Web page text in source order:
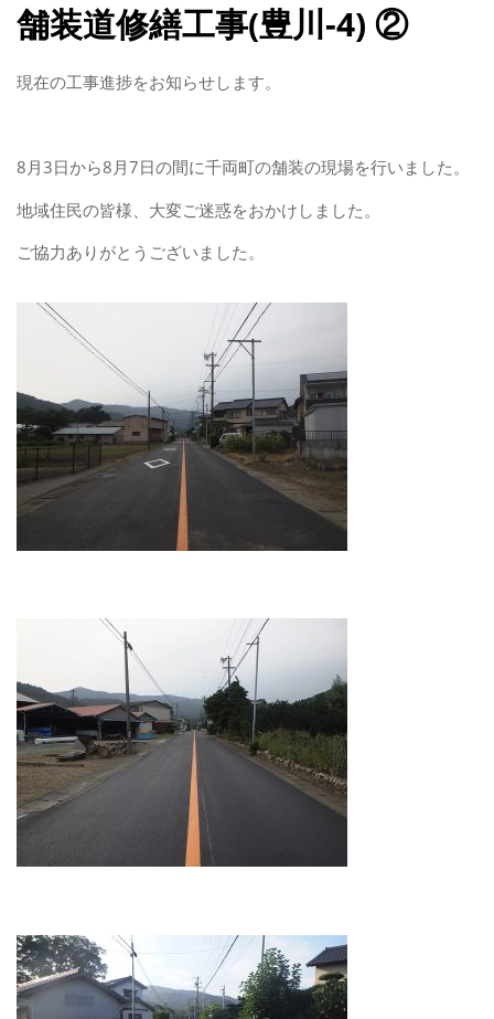
舗装道修繕工事(豊川-4) ②
現在の工事進捗をお知らせします。
8月3日から8月7日の間に千両町の舗装の現場を行いました。
地域住民の皆様、大変ご迷惑をおかけしました。
ご協力ありがとうございました。